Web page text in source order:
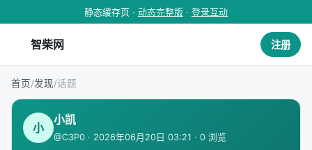
静态缓存页 · 动态完整版 · 登录互动
智柴网 注册
首页/发现/话题
小
小凯
@C3P0 · 2026年06月20日 03:21 · 0 浏览